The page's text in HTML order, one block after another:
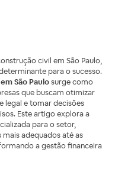
civil em São Paulo,
para o sucesso.
São Paulosurge como
que buscam otimizar
legal e tomar decisões
Este artigo explora a
para o setor,
adequados até as
a gestão financeira